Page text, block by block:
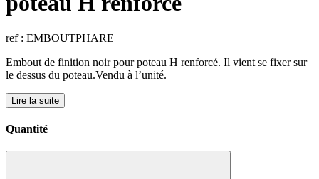
ref : EMBOUTPHARE
Embout de finition noir pour poteau H renforcé. Il vient se fixer sur
le dessus du poteau.Vendu à l’unité.
Lire la suite
Quantité